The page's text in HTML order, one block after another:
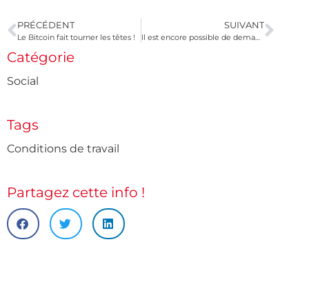
PRÉCÉDENT
Le Bitcoin fait tourner les têtes !
SUIVANT
Il est encore possible de demander l’aide financière liée au contrat de génération !
Catégorie
Social
Tags
Conditions de travail
Partagez cette info !